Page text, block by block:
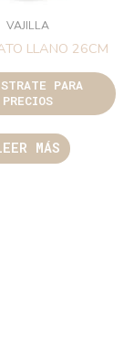
VAJILLA
LLANO 26CM
PARA
PRECIOS
MÁS